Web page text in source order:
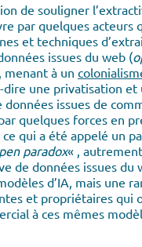
de souligner
par quelques acteurs
et techniques
issues du web (
menant à un
à-dire une privatisation et
données issues de
quelques forces en
qui a été appelé un
paradox« ,
de données issues du
d’IA, mais une
et propriétaires qui
à ces mêmes